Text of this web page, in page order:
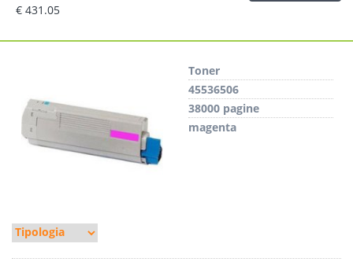
€ 431.05
Toner
45536506
38000 pagine
magenta